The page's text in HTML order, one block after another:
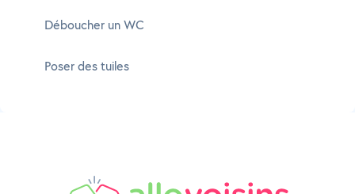
Déboucher un WC
Poser des tuiles